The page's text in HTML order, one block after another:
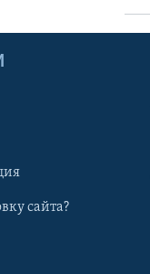
сайта?